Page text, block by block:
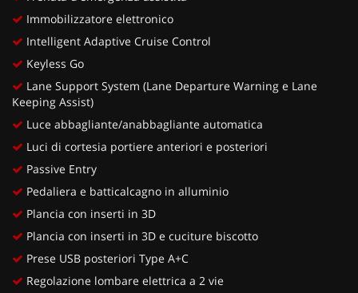
Immobilizzatore elettronico
Intelligent Adaptive Cruise Control
Keyless Go
Lane Support System (Lane Departure Warning e Lane
Keeping Assist)
Luce abbagliante/anabbagliante automatica
Luci di cortesia portiere anteriori e posteriori
Passive Entry
Pedaliera e batticalcagno in alluminio
Plancia con inserti in 3D
Plancia con inserti in 3D e cuciture biscotto
Prese USB posteriori Type A+C
Regolazione lombare elettrica a 2 vie